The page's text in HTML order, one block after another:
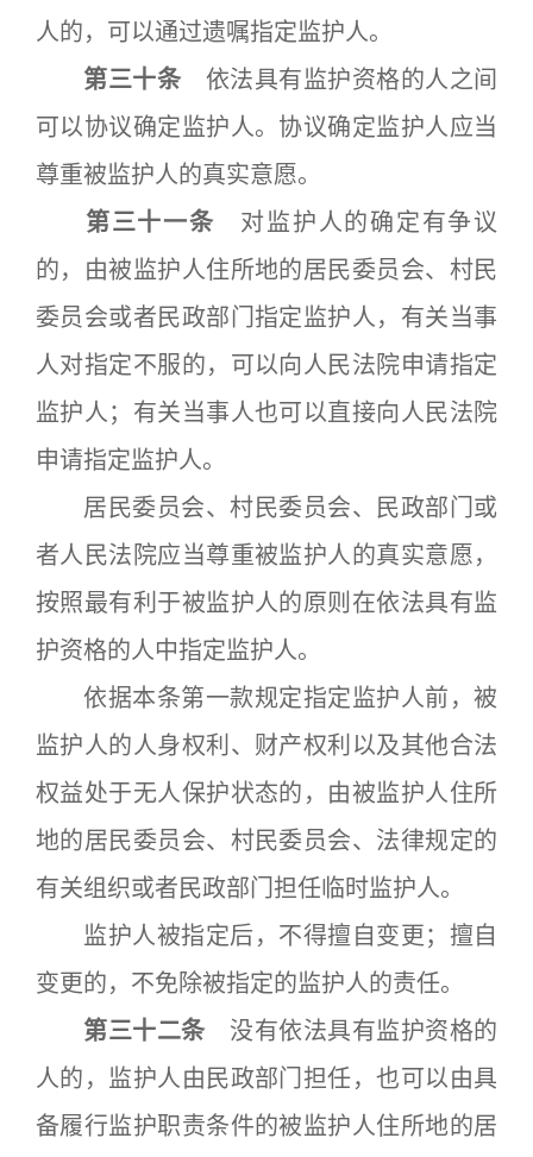
人的，可以通过遗嘱指定监护人。
第三十条 依法具有监护资格的人之间
可以协议确定监护人。协议确定监护人应当
尊重被监护人的真实意愿。
第三十一条 对监护人的确定有争议
的，由被监护人住所地的居民委员会、村民
委员会或者民政部门指定监护人，有关当事
人对指定不服的，可以向人民法院申请指定
监护人；有关当事人也可以直接向人民法院
申请指定监护人。
居民委员会、村民委员会、民政部门或
者人民法院应当尊重被监护人的真实意愿，
按照最有利于被监护人的原则在依法具有监
护资格的人中指定监护人。
依据本条第一款规定指定监护人前，被
监护人的人身权利、财产权利以及其他合法
权益处于无人保护状态的，由被监护人住所
地的居民委员会、村民委员会、法律规定的
有关组织或者民政部门担任临时监护人。
监护人被指定后，不得擅自变更；擅自
变更的，不免除被指定的监护人的责任。
第三十二条 没有依法具有监护资格的
人的，监护人由民政部门担任，也可以由具
备履行监护职责条件的被监护人住所地的居